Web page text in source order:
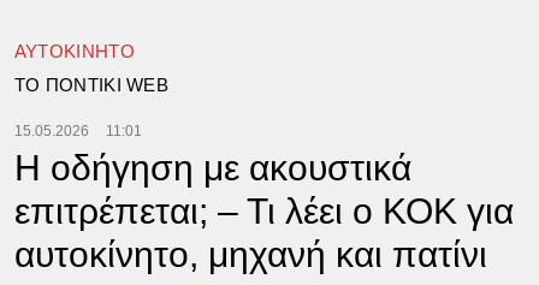
ΑΥΤΟΚΙΝΗΤΟ
TΟ ΠΟΝΤΙΚΙ WEB
15.05.2026 11:01
Η οδήγηση με ακουστικά
επιτρέπεται; – Τι λέει ο ΚΟΚ για
αυτοκίνητο, μηχανή και πατίνι